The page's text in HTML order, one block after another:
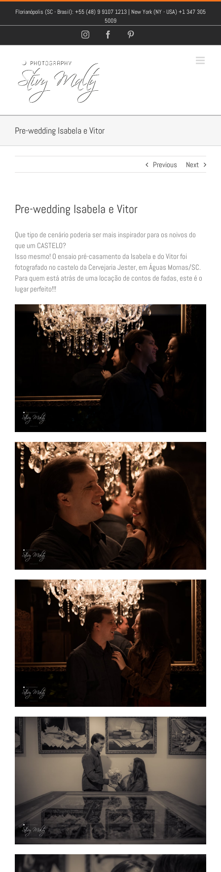
Florianópolis (SC - Brasil): +55 (48) 9 9107 1213 | New York (NY - USA) +1 347 305
5009
InstagramFacebook
Pre-wedding Isabela e Vitor
Previous Next
Pre-wedding Isabela e Vitor
Que tipo de cenário poderia ser mais inspirador para os noivos do
que um CASTELO?
Isso mesmo! O ensaio pré-casamento da Isabela e do Vitor foi
fotografado no castelo da Cervejaria Jester, em Águas Mornas/SC.
Para quem está atrás de uma locação de contos de fadas, este é o
lugar perfeito!!!